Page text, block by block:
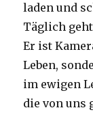
laden und
Täglich
Er ist
Leben,
im ewigen
die von uns